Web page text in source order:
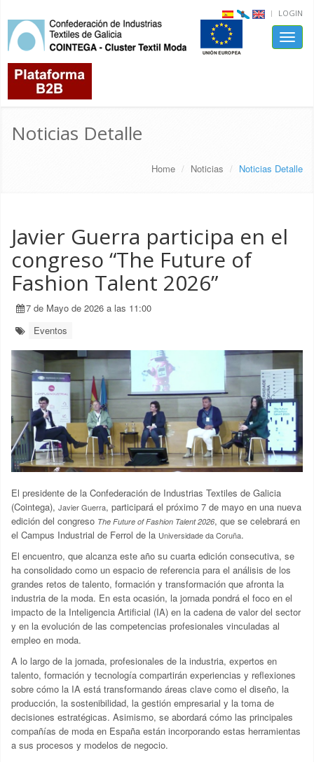
LOGIN
Toggle
Noticias Detalle
Home Noticias Noticias Detalle
Javier Guerra participa en el
congreso “The Future of
Fashion Talent 2026”
7 de Mayo de 2026 a las 11:00
Eventos
El presidente de la Confederación de Industrias Textiles de Galicia
(Cointega), Javier Guerra, participará el próximo 7 de mayo en una nueva
edición del congreso The Future of Fashion Talent 2026, que se celebrará en
el Campus Industrial de Ferrol de la Universidade da Coruña.
El encuentro, que alcanza este año su cuarta edición consecutiva, se
ha consolidado como un espacio de referencia para el análisis de los
grandes retos de talento, formación y transformación que afronta la
industria de la moda. En esta ocasión, la jornada pondrá el foco en el
impacto de la Inteligencia Artificial (IA) en la cadena de valor del sector
y en la evolución de las competencias profesionales vinculadas al
empleo en moda.
A lo largo de la jornada, profesionales de la industria, expertos en
talento, formación y tecnología compartirán experiencias y reflexiones
sobre cómo la IA está transformando áreas clave como el diseño, la
producción, la sostenibilidad, la gestión empresarial y la toma de
decisiones estratégicas. Asimismo, se abordará cómo las principales
compañías de moda en España están incorporando estas herramientas
a sus procesos y modelos de negocio.